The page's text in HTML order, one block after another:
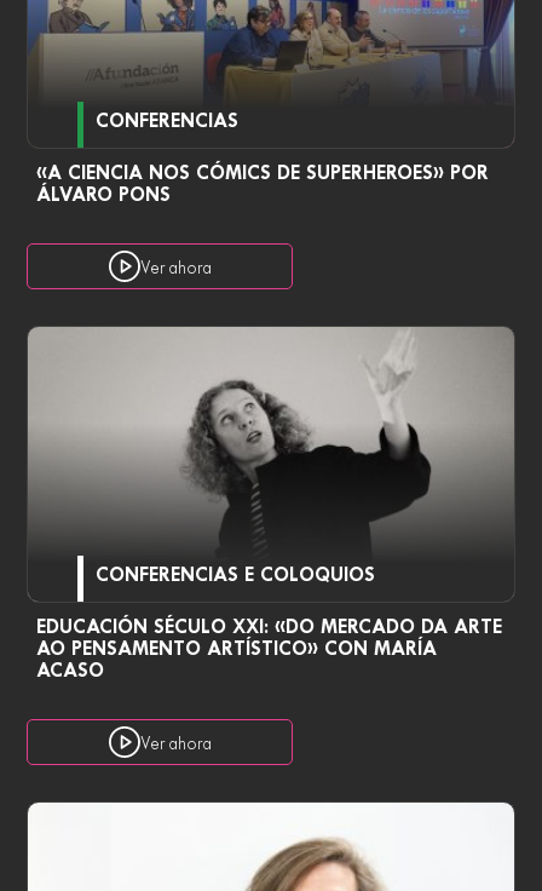
CONFERENCIAS
«A CIENCIA NOS CÓMICS DE SUPERHEROES» POR
ÁLVARO PONS
Ver ahora
CONFERENCIAS E COLOQUIOS
EDUCACIÓN SÉCULO XXI: «DO MERCADO DA ARTE
AO PENSAMENTO ARTÍSTICO» CON MARÍA
ACASO
Ver ahora